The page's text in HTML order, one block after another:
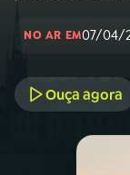
NO AR EM07/04/
Ouça agora